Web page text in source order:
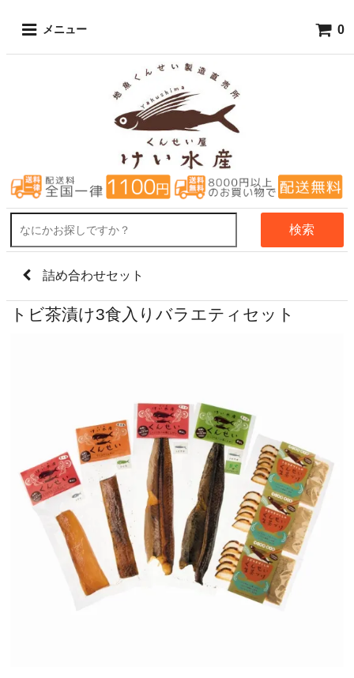
メニュー 0
検索
詰め合わせセット
トビ茶漬け3食入りバラエティセット